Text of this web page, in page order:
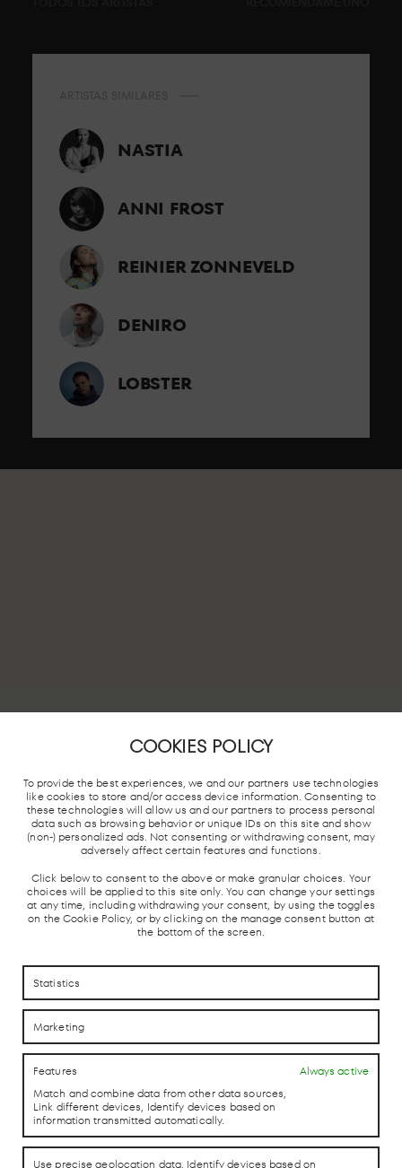
COOKIES POLICY
To provide the best experiences, we and our partners use technologies
like cookies to store and/or access device information. Consenting to
these technologies will allow us and our partners to process personal
data such as browsing behavior or unique IDs on this site and show
(non-) personalized ads. Not consenting or withdrawing consent, may
adversely affect certain features and functions.
Click below to consent to the above or make granular choices. Your
choices will be applied to this site only. You can change your settings
at any time, including withdrawing your consent, by using the toggles
on the Cookie Policy, or by clicking on the manage consent button at
the bottom of the screen.
Statistics
Marketing
Features
Always active
Match and combine data from other data sources,
Link different devices, Identify devices based on
information transmitted automatically.
Use precise geolocation data, Identify devices based on
NASTIA
ANNI FROST
REINIER ZONNEVELD
DENIRO
LOBSTER
CHAMARTÍN TRAIN STATION,
MADRID
UNDERGROUND AND AVE
HOW TO REACH US
HOW TO REACH US
CONTACTO
CONTACTO